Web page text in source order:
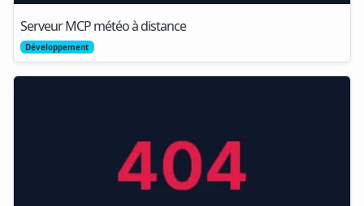
Serveur MCP météo à distance
Développement